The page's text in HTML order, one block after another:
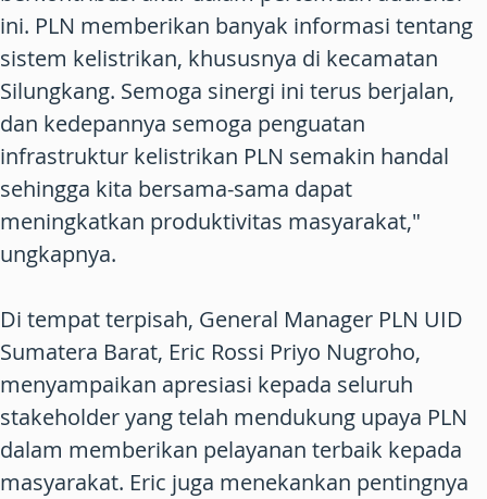
ini. PLN memberikan banyak informasi tentang
sistem kelistrikan, khususnya di kecamatan
Silungkang. Semoga sinergi ini terus berjalan,
dan kedepannya semoga penguatan
infrastruktur kelistrikan PLN semakin handal
sehingga kita bersama-sama dapat
meningkatkan produktivitas masyarakat,"
ungkapnya.
Di tempat terpisah, General Manager PLN UID
Sumatera Barat, Eric Rossi Priyo Nugroho,
menyampaikan apresiasi kepada seluruh
stakeholder yang telah mendukung upaya PLN
dalam memberikan pelayanan terbaik kepada
masyarakat. Eric juga menekankan pentingnya